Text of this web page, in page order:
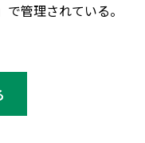
管理されている。